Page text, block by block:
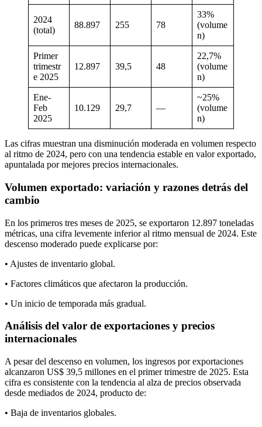
2024
(total)
88.897 255 78
33%
(volume
n)
Primer
trimestr
e 2025
12.897 39,5 48
22,7%
(volume
n)
Ene-
Feb
2025
10.129 29,7 —
~25%
(volume
n)
Las cifras muestran una disminución moderada en volumen respecto
al ritmo de 2024, pero con una tendencia estable en valor exportado,
apuntalada por mejores precios internacionales.
Volumen exportado: variación y razones detrás del
cambio
En los primeros tres meses de 2025, se exportaron 12.897 toneladas
métricas, una cifra levemente inferior al ritmo mensual de 2024. Este
descenso moderado puede explicarse por:
• Ajustes de inventario global.
• Factores climáticos que afectaron la producción.
• Un inicio de temporada más gradual.
Análisis del valor de exportaciones y precios
internacionales
A pesar del descenso en volumen, los ingresos por exportaciones
alcanzaron US$ 39,5 millones en el primer trimestre de 2025. Esta
cifra es consistente con la tendencia al alza de precios observada
desde mediados de 2024, producto de:
• Baja de inventarios globales.